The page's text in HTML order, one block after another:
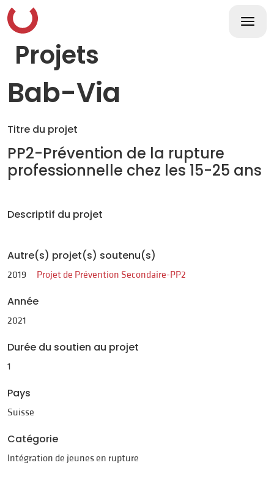
Skip
to
content
Projets
Bab-Via
Titre du projet
PP2-Prévention de la rupture
professionnelle chez les 15-25 ans
Descriptif du projet
Autre(s) projet(s) soutenu(s)
2019 Projet de Prévention Secondaire-PP2
Année
2021
Durée du soutien au projet
1
Pays
Suisse
Catégorie
Intégration de jeunes en rupture